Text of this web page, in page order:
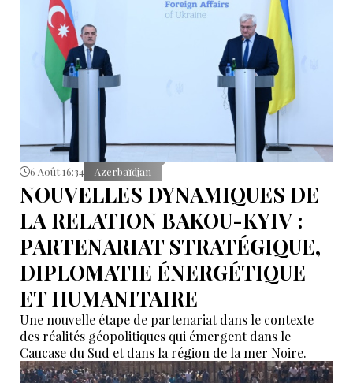
6 Août 16:34 Azerbaïdjan
NOUVELLES DYNAMIQUES DE
LA RELATION BAKOU-KYIV :
PARTENARIAT STRATÉGIQUE,
DIPLOMATIE ÉNERGÉTIQUE
ET HUMANITAIRE
Une nouvelle étape de partenariat dans le contexte
des réalités géopolitiques qui émergent dans le
Caucase du Sud et dans la région de la mer Noire.